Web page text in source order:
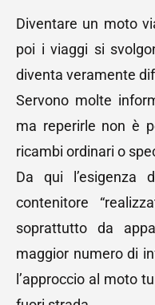
Diventare un moto
poi i viaggi si
diventa veramente
Servono molte
ma reperirle non è
ricambi ordinari o
Da qui l’esigenza
contenitore
soprattutto da
maggior numero di
l’approccio al moto